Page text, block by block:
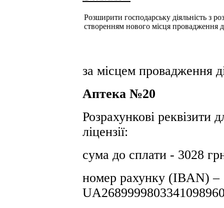
Розширити господарську діяльність з
створенням нового місця провадження
за місцем провадження
Аптека №20
Розрахункові реквізити
ліцензії:
сума до сплати - 3028
номер рахунку (IBAN) –